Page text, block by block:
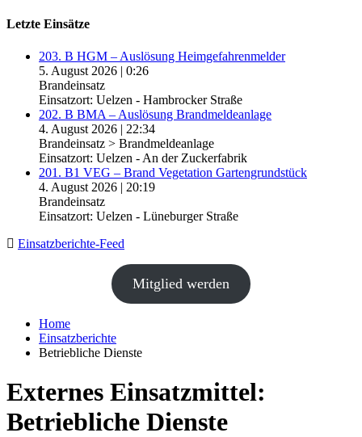
Letzte Einsätze
203. B HGM – Auslösung Heimgefahrenmelder
5. August 2026 | 0:26
Brandeinsatz
Einsatzort: Uelzen - Hambrocker Straße
202. B BMA – Auslösung Brandmeldeanlage
4. August 2026 | 22:34
Brandeinsatz > Brandmeldeanlage
Einsatzort: Uelzen - An der Zuckerfabrik
201. B1 VEG – Brand Vegetation Gartengrundstück
4. August 2026 | 20:19
Brandeinsatz
Einsatzort: Uelzen - Lüneburger Straße
Einsatzberichte-Feed
Mitglied werden
Home
Einsatzberichte
Betriebliche Dienste
Externes Einsatzmittel:
Betriebliche Dienste